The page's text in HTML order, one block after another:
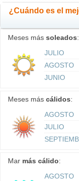
¿Cuándo es el
Meses más soleados:
JULIO
AGOSTO
JUNIO
Meses más cálidos:
AGOSTO
JULIO
Mar más cálido:
AGOSTO